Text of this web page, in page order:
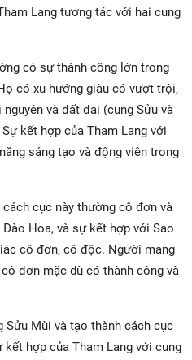
Lang tương tác với hai cung
có sự thành công lớn trong
có xu hướng giàu có vượt trội,
và đất đai (cung Sửu và
kết hợp của Tham Lang với
sáng tạo và động viên trong
cục này thường cô đơn và
Hoa, và sự kết hợp với Sao
cô đơn, cô độc. Người mang
đơn mặc dù có thành công và
Sửu Mùi và tạo thành cách cục
hợp của Tham Lang với cung